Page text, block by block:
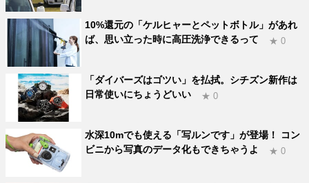
10%還元の「ケルヒャーとペットボトル」があれ
ば、思い立った時に高圧洗浄できるって
★ 0
「ダイバーズはゴツい」を払拭。シチズン新作は
日常使いにちょうどいい
★ 0
水深10mでも使える「写ルンです」が登場！ コン
ビニから写真のデータ化もできちゃうよ
★ 0